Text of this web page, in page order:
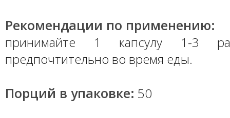
Рекомендации по применению:
принимайте 1 капсулу 1-3
предпочтительно во время еды.
Порций в упаковке: 50